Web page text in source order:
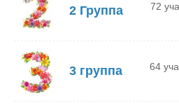
2 Группа 72
3 группа 64